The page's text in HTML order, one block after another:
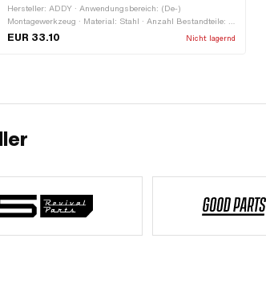
Hersteller: ADDY · Anwendungsbereich: (De-)
Montagewerkzeug · Material: Stahl · Anzahl Bestandteile: 1
Stk. · Gesamtlänge: 147 mm · Dicke: 3 mm · Ø innen: 63 -
EUR 33.10 Nicht lagernd